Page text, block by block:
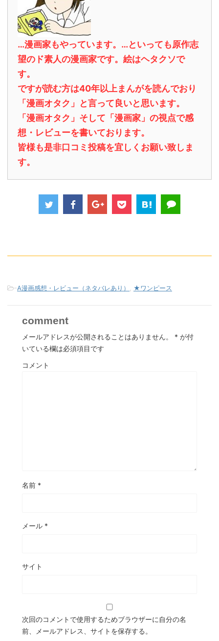
…漫画家もやっています。…といっても原作志
望のド素人の漫画家です。絵はヘタクソで
す。
ですが読む方は40年以上まんがを読んでおり
「漫画オタク」と言って良いと思います。
「漫画オタク」そして「漫画家」の視点で感
想・レビューを書いております。
皆様も是非口コミ投稿を宜しくお願い致しま
す。
-A漫画感想・レビュー（ネタバレあり） ★ワンピース
comment
メールアドレスが公開されることはありません。 * が付
いている欄は必須項目です
コメント
名前 *
メール *
サイト
次回のコメントで使用するためブラウザーに自分の名
前、メールアドレス、サイトを保存する。